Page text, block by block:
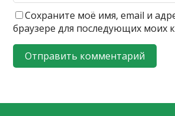
Сохраните моё имя, email и
браузере для последующих моих